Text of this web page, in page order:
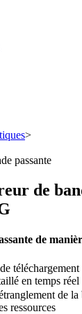
>
passante
de
de
en temps réel
de la
ressources